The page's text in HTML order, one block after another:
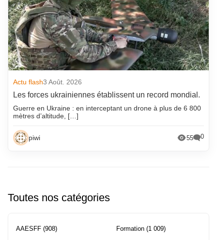
Actu flash3 Août. 2026
Les forces ukrainiennes établissent un record mondial.
Guerre en Ukraine : en interceptant un drone à plus de 6 800
mètres d’altitude, […]
piwi 55 0
Toutes nos catégories
AAESFF (908) Formation (1 009)